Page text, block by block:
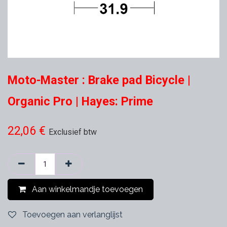
Moto-Master : Brake pad Bicycle |
Organic Pro | Hayes: Prime
22,06 € Exclusief btw
Aan winkelmandje toevoegen
Toevoegen aan verlanglijst